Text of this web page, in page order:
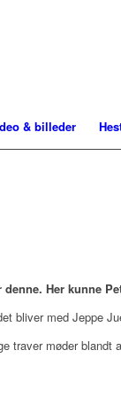
& billeder
Her kunne
bliver med Jeppe
traver møder blandt